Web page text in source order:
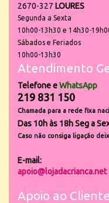
2670-327 LOURES
Segunda a Sexta
10h00-13h30 e 14h30-
Sábados e Feriados
10h00-13h30
Atendimento
Telefone eWhatsApp
219 831 150
Chamada para a rede fixa
Das 10h às 18h Seg a
Caso não consiga ligação
E-mail:
apoio@lojadacrianca.net
Apoio ao Cliente